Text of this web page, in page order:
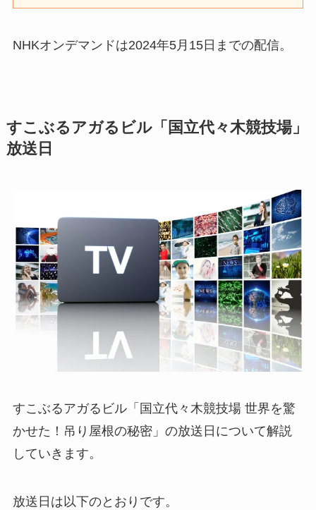
NHKオンデマンドは2024年5月15日までの配信。
すこぶるアガるビル「国立代々木競技場」
放送日
すこぶるアガるビル「国立代々木競技場 世界を驚
かせた！吊り屋根の秘密」の放送日について解説
していきます。
放送日は以下のとおりです。